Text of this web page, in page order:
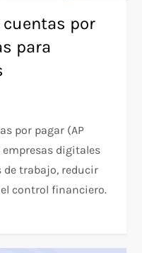
por
para
por pagar (AP
digitales
trabajo, reducir
control financiero.